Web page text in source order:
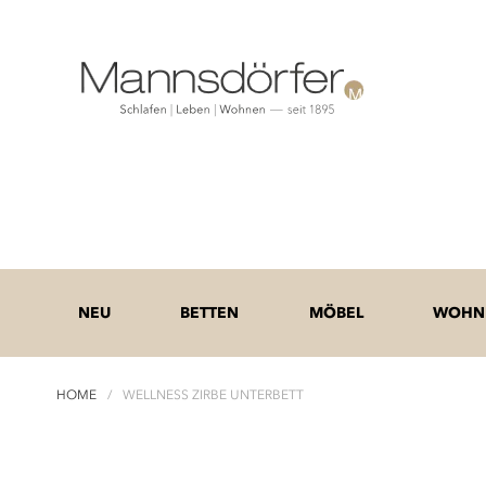
NEU BETTEN MÖBEL
HOME WELLNESS ZIRBE UNTERBETT